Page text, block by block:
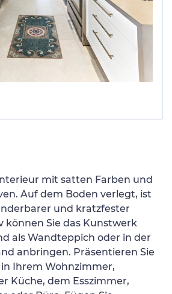
mit satten Farben und
Auf dem Boden verlegt, ist
und kratzfester
können Sie das Kunstwerk
als Wandteppich oder in der
anbringen. Präsentieren Sie
Ihrem Wohnzimmer,
Küche, dem Esszimmer,